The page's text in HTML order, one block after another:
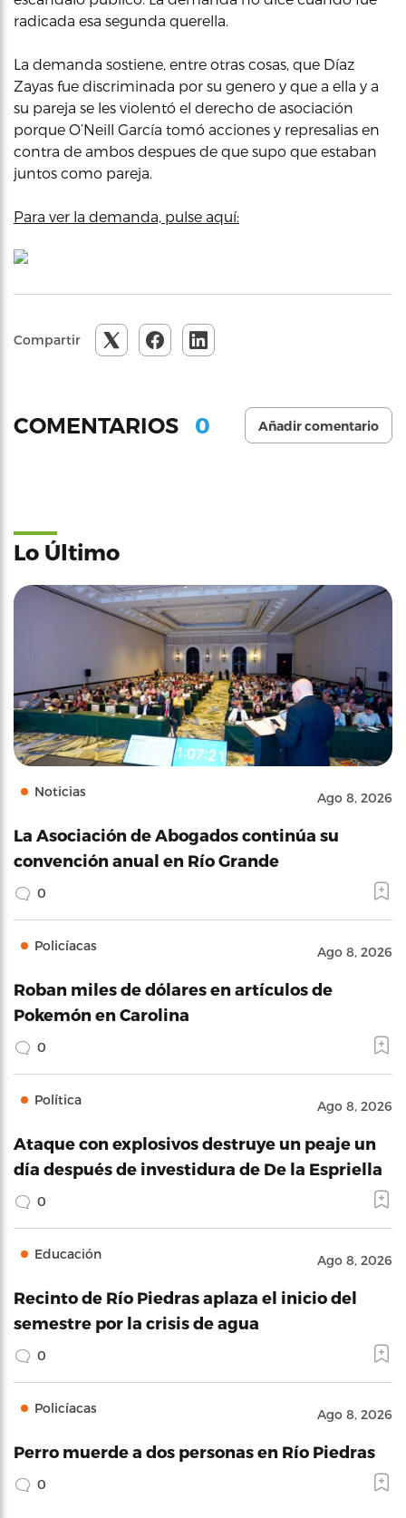
radicada esa segunda querella.
La demanda sostiene, entre otras cosas, que Díaz
Zayas fue discriminada por su genero y que a ella y a
su pareja se les violentó el derecho de asociación
porque O’Neill García tomó acciones y represalias en
contra de ambos despues de que supo que estaban
juntos como pareja.
Para ver la demanda, pulse aquí:
Compartir
COMENTARIOS 0 Añadir comentario
Lo Último
Noticias Ago 8, 2026
La Asociación de Abogados continúa su
convención anual en Río Grande
0
Policíacas Ago 8, 2026
Roban miles de dólares en artículos de
Pokemón en Carolina
0
Política Ago 8, 2026
Ataque con explosivos destruye un peaje un
día después de investidura de De la Espriella
0
Educación Ago 8, 2026
Recinto de Río Piedras aplaza el inicio del
semestre por la crisis de agua
0
Policíacas Ago 8, 2026
Perro muerde a dos personas en Río Piedras
0